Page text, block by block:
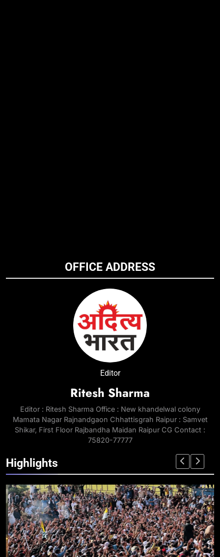
OFFICE ADDRESS
Editor
Ritesh Sharma
Editor : Ritesh Sharma Office : New khandelwal colony
Mamata Nagar Rajnandgaon Chhattisgrah Raipur : Samvet
Shikar, First Floor Rajbandha Maidan Raipur CG Contact :
75820-77777
Highlights